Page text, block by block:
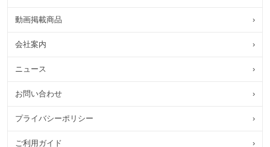
動画掲載商品 ›
会社案内 ›
ニュース ›
お問い合わせ ›
プライバシーポリシー ›
ご利用ガイド ›